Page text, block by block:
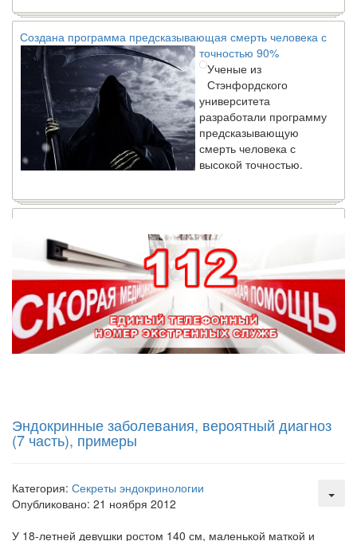
Создана программа предсказывающая смерть человека с
точностью 90%
Ученые из
Стэнфордского
университета
разработали программу
предсказывающую
смерть человека с
высокой точностью.
Зарплата врачей в 2018 году превысит средний доход
россиян в два раза
Вероника Скворцова
опровергла
сообщение о падении
доходов медицинских
работников в
ближайшие годы. Она
заявила об этом на
встрече с журналистами ведущих...
надзору в сфере
острой кардиотоксичности и
Эндокринные заболевания, вероятный диагноз
(7 часть), примеры
Категория: Секреты эндокринологии
Опубликовано: 21 ноября 2012
У 18-летней девушки ростом 140 см, маленькой маткой и